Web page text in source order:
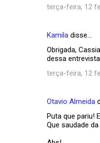
terça-feira, 12
Kamila disse…
Obrigada,
dessa
terça-feira, 12
Otavio Almeida
Puta que pariu!
Que saudade